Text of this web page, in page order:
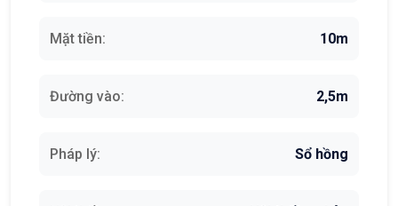
Mặt tiền: 10m
Đường vào: 2,5m
Pháp lý: Sổ hồng